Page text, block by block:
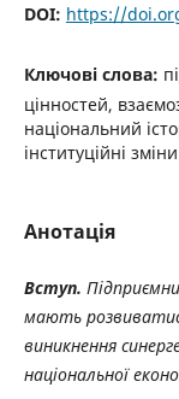
DOI: https://
Ключові слова:
цінностей,
національний
інституційні зміни
Анотація
Вступ.
мають
виникнення
національної